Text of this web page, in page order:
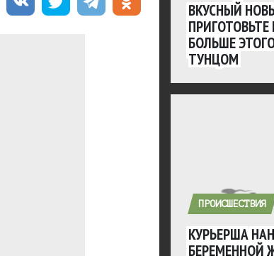
ВКУСНЫЙ
БОЛЬШЕ
ТУНЦОМ
ПРОИСШЕСТВИЯ
КУРЬЕРША
БЕРЕМЕННОЙ